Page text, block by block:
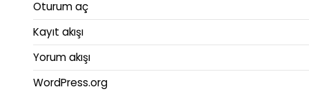
Oturum aç
Kayıt akışı
Yorum akışı
WordPress.org